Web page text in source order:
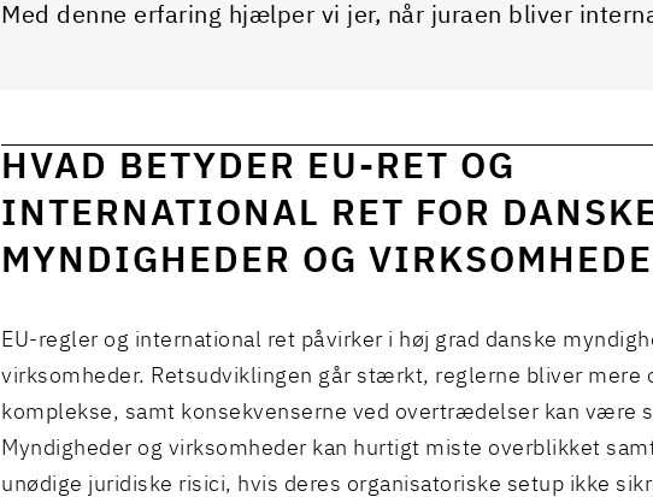
Med denne erfaring hjælper vi jer, når juraen bliver
HVAD BETYDER EU-RET OG
INTERNATIONAL RET FOR
MYNDIGHEDER OG
EU-regler og international ret påvirker i høj grad danske
virksomheder. Retsudviklingen går stærkt, reglerne bliver mere
komplekse, samt konsekvenserne ved overtrædelser kan være
Myndigheder og virksomheder kan hurtigt miste overblikket
unødige juridiske risici, hvis deres organisatoriske setup ikke